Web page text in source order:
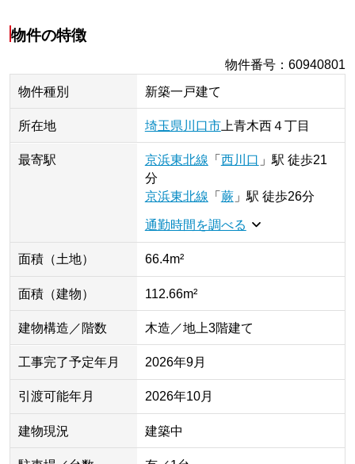
物件の特徴
物件番号 ：60940801
物件種別
新築一戸建て
所在地 埼玉県 川口市上青木西４丁目
最寄駅 京浜東北線 「 西川口 」 駅 徒歩21
分
京浜東北線 「 蕨」 駅 徒歩26分
通勤時間を調べる
面積（土地） 66.4m²
面積（建物） 112.66m²
建物構造／階数 木造／地上3階建て
工事完了予定年月 2026年9月
引渡可能年月 2026年10月
建物現況 建築中